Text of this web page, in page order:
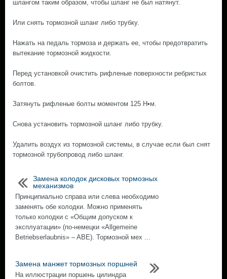
шлангом таким образом, чтобы шланг не был натянут.
Или снять тормозной шланг либо трубку.
Нажать на педаль тормоза и держать ее, чтобы предотвратить
вытекание тормозной жидкости.
Перед установкой очистить рифленые поверхности ребристых
болтов.
Затянуть рифленые болты моментом 125 Н•м.
Снова установить тормозной шланг либо трубку.
Удалить воздух из тормозной системы, в случае если был снят
тормозной трубопровод либо шланг.
Замена колодок дисковых тормозных
механизмов
Принципиально справа или слева необходимо
заменять обе колодки. Можно применять
только колодки с «Общим допуском к
эксплуатации» (по-немецки «Allgemeine
Betriebserlaubnis» – ABE). Тормозной мех ...
Замена манжет тормозных поршней
На иллюстрации поршень цилиндра